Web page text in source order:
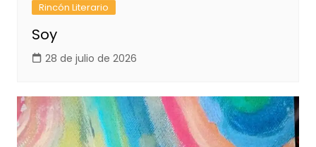
Rincón Literario
Soy
28 de julio de 2026